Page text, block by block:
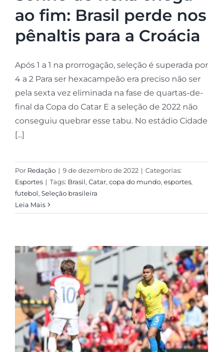
ao fim: Brasil perde nos
pênaltis para a Croácia
Após 1 a 1 na prorrogação, seleção é superada por
4 a 2 Para ser hexacampeão era preciso não ser
pela sexta vez eliminada na fase de quartas-de-
final da Copa do Catar E a seleção de 2022 não
conseguiu quebrar esse tabu. No estádio Cidade
[...]
Por Redação | 9 de dezembro de 2022 | Categorias:
Esportes | Tags: Brasil, Catar, copa do mundo, esportes,
futebol, Seleção brasileira
Leia Mais